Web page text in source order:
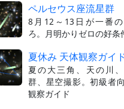
ペルセウス座流星群
8月12～13日が一番
ろ。月明かりゼロの好条
夏休み 天体観察ガイ
夏の大三角、天の川
群、星空撮影。初級者
観察ガイド